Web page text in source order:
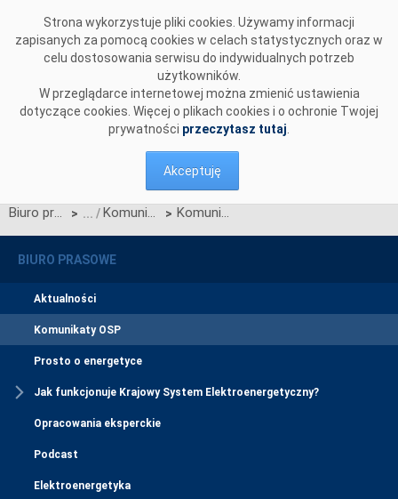
Strona wykorzystuje pliki cookies. Używamy informacji
zapisanych za pomocą cookies w celach statystycznych oraz w
celu dostosowania serwisu do indywidualnych potrzeb
użytkowników.
W przeglądarce internetowej można zmienić ustawienia
dotyczące cookies. Więcej o plikach cookies i o ochronie Twojej
prywatności przeczytasz tutaj
Akceptuję
Biuro prasowe > Komunikaty OSP > Komunikat dotyczący prawa do rekompensaty za redysponowanie nierynkowe instalacji wiatrowych w dniach 20, 22, 23, 24, 25 i 28 sierpnia 2025
BIURO PRASOWE
Aktualności
Komunikaty OSP
Prosto o energetyce
Jak funkcjonuje Krajowy System Elektroenergetyczny?
Opracowania eksperckie
Podcast
Elektroenergetyka